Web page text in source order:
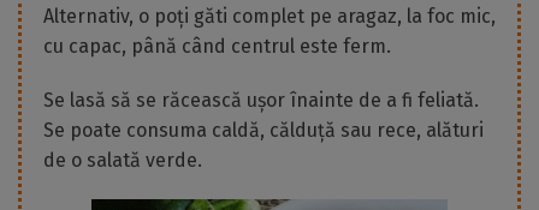
Alternativ, o poți găti complet pe aragaz, la foc mic,
cu capac, până când centrul este ferm.
Se lasă să se răcească ușor înainte de a fi feliată.
Se poate consuma caldă, călduță sau rece, alături
de o salată verde.